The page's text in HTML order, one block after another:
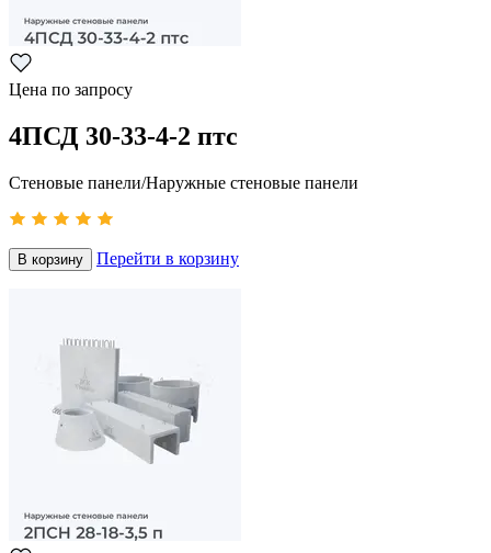
Цена по запросу
4ПСД 30-33-4-2 птс
Стеновые панели/Наружные стеновые панели
В корзину Перейти в корзину